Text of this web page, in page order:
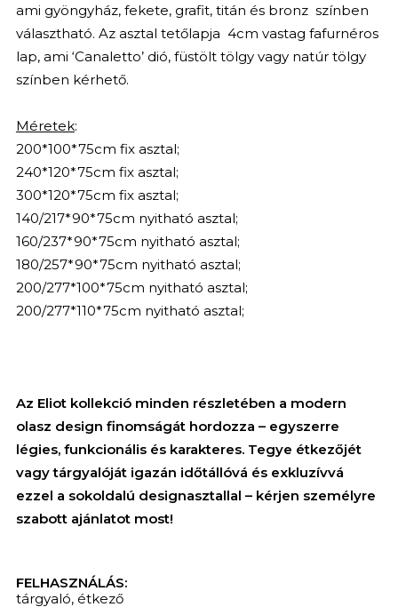
ami gyöngyház, fekete, grafit, titán és bronz színben
választható. Az asztal tetőlapja 4cm vastag fafurnéros
lap, ami ‘Canaletto’ dió, füstölt tölgy vagy natúr tölgy
színben kérhető.
Méretek:
200*100*75cm fix asztal;
240*120*75cm fix asztal;
300*120*75cm fix asztal;
140/217*90*75cm nyitható asztal;
160/237*90*75cm nyitható asztal;
180/257*90*75cm nyitható asztal;
200/277*100*75cm nyitható asztal;
200/277*110*75cm nyitható asztal;
Az Eliot kollekció minden részletében a modern
olasz design finomságát hordozza – egyszerre
légies, funkcionális és karakteres. Tegye étkezőjét
vagy tárgyalóját igazán időtállóvá és exkluzívvá
ezzel a sokoldalú designasztallal – kérjen személyre
szabott ajánlatot most!
FELHASZNÁLÁS:
tárgyaló, étkező